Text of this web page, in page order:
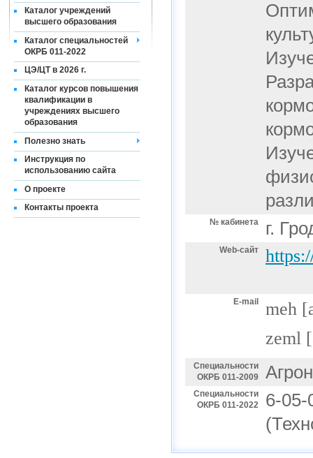
Каталог учреждений
высшего образования
Каталог специальностей
ОКРБ 011-2022
ЦЭ/ЦТ в 2026 г.
Каталог курсов повышения
квалификации в
учреждениях высшего
образования
Полезно знать
Инструкция по
использованию сайта
О проекте
Контакты проекта
№ кабинета г.
Web-сайт
E-mail meh
zeml
Специальности
ОКРБ 011-2009
Специальности
ОКРБ 011-2022
6-05-